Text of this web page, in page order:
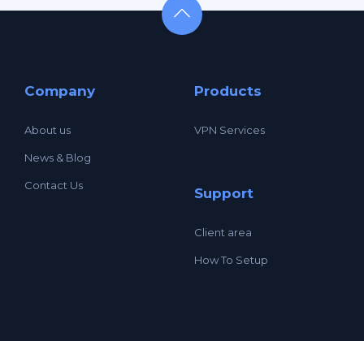
Company
About us
News & Blog
Contact Us
Products
VPN Services
Support
Client area
How To Setup